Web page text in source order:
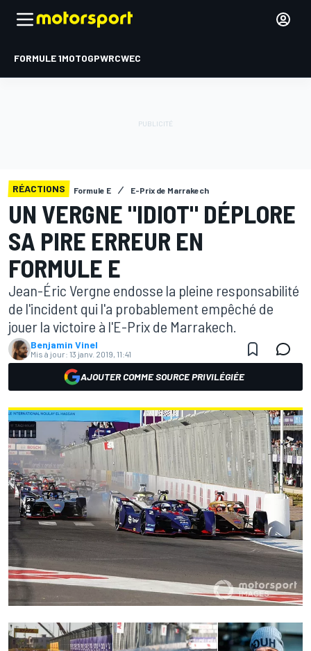
FORMULE 1MOTOGPWRCWEC
RÉACTIONS Formule E E-Prix de Marrakech
UN VERGNE "IDIOT" DÉPLORE
SA PIRE ERREUR EN
FORMULE E
Jean-Éric Vergne endosse la pleine responsabilité
de l'incident qui l'a probablement empêché de
jouer la victoire à l'E-Prix de Marrakech.
Benjamin Vinel
Mis à jour: 13 janv. 2019, 11:41
AJOUTER COMME SOURCE PRIVILÉGIÉE